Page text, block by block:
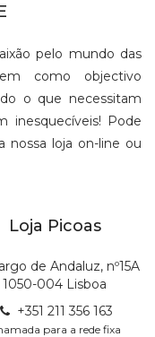
pelo mundo das
como objectivo
o que necessitam
inesquecíveis! Pode
nossa loja on-line ou
Loja Picoas
de Andaluz, nº15A
1050-004 Lisboa
+351 211 356 163
para a rede fixa